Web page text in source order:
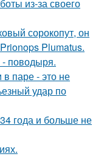
из-за своего
сорокопут, он
Plumatus.
- поводыря.
в паре - это не
удар по
года и больше не